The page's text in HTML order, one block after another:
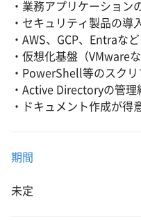
・業務アプリケーション
・セキュリティ製品の導
・AWS、GCP、Entraな
・仮想化基盤（VMware
・PowerShell等のスクリ
・Active Directoryの管理
・ドキュメント作成が得
期間
未定